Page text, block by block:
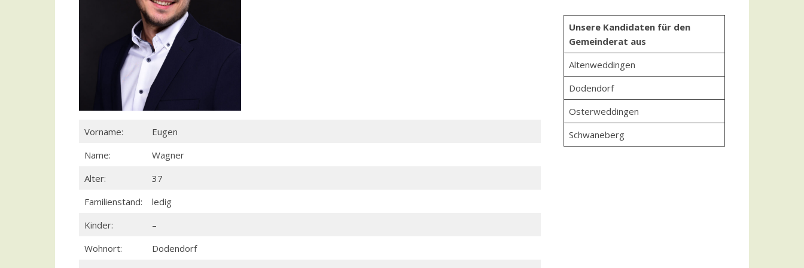
Vorname:
Eugen
Name:
Wagner
Alter:
37
Familienstand:
ledig
Kinder:
–
Wohnort:
Dodendorf
Unsere Kandidaten für den
Gemeinderat aus
Altenweddingen
Dodendorf
Osterweddingen
Schwaneberg